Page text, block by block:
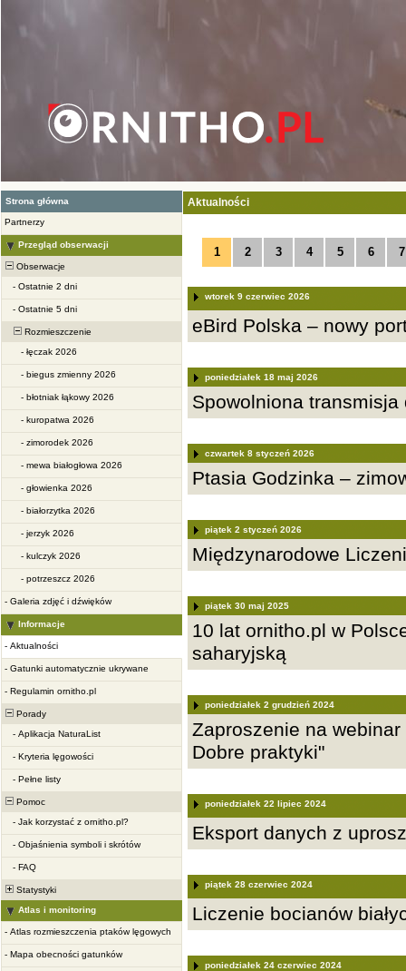
Strona główna
Partnerzy
Przegląd obserwacji
Obserwacje
- Ostatnie 2 dni
- Ostatnie 5 dni
Rozmieszczenie
- łęczak 2026
- biegus zmienny 2026
- błotniak łąkowy 2026
- kuropatwa 2026
- zimorodek 2026
- mewa białogłowa 2026
- głowienka 2026
- białorzytka 2026
- jerzyk 2026
- kulczyk 2026
- potrzeszcz 2026
- Galeria zdjęć i dźwięków
Informacje
- Aktualności
- Gatunki automatycznie ukrywane
- Regulamin ornitho.pl
Porady
- Aplikacja NaturaList
- Kryteria lęgowości
- Pełne listy
Pomoc
- Jak korzystać z ornitho.pl?
- Objaśnienia symboli i skrótów
- FAQ
Statystyki
Atlas i monitoring
- Atlas rozmieszczenia ptaków lęgowych
- Mapa obecności gatunków
Aktualności
1 2 3 4 5 6 7
wtorek 9 czerwiec 2026
eBird Polska – nowy
poniedziałek 18 maj 2026
Spowolniona
czwartek 8 styczeń 2026
Ptasia Godzinka –
piątek 2 styczeń 2026
Międzynarodowe
piątek 30 maj 2025
10 lat ornitho.pl w
saharyjską
poniedziałek 2 grudzień 2024
Zaproszenie na
Dobre praktyki"
poniedziałek 22 lipiec 2024
Eksport danych z
piątek 28 czerwiec 2024
Liczenie bocianów
poniedziałek 24 czerwiec 2024